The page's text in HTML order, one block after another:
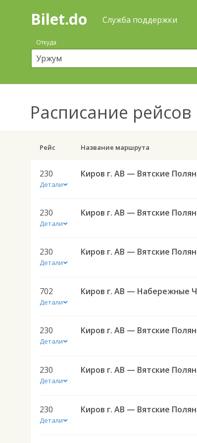
Поиск
покупка
билетов
автобус
онлайн
Bilet.do Служба поддержки
Откуда
Расписание рейсов
Рейс Название маршрута
230
Детали
230
Детали
230
Детали
702
Детали
230
Детали
230
Детали
230
Детали